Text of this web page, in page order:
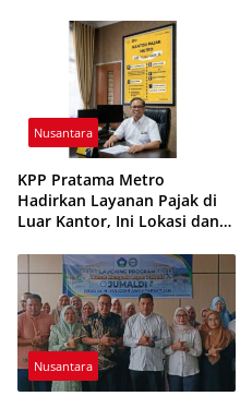
Nusantara
KPP Pratama Metro
Hadirkan Layanan Pajak di
Luar Kantor, Ini Lokasi dan
Nusantara